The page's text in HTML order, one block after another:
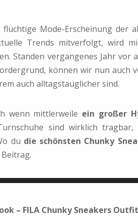
Mode-Erscheinung der
Trends mitverfolgt, wird
Standen vergangenes Jahr vor
können wir nun auch
auch alltagstauglicher sind.
wenn mittlerweile ein großer
sind wirklich
du die schönsten Chunky
– FILA Chunky Sneakers Outfit